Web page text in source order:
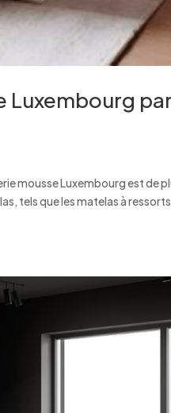
Luxembourg
mousse Luxembourg est de
tels que les matelas à